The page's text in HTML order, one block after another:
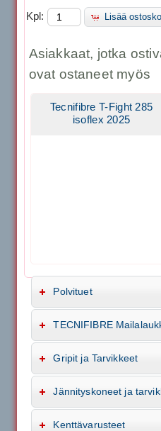
Kpl: Lisää
Asiakkaat, jotka
ovat ostaneet myös
Tecnifibre T-Fight 285
isoflex 2025
Polvituet
TECNIFIBRE
Gripit ja Tarvikkeet
Jännityskoneet ja
Kenttävarusteet